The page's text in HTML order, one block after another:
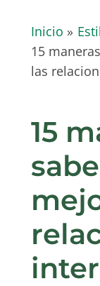
Inicio
15
las
15